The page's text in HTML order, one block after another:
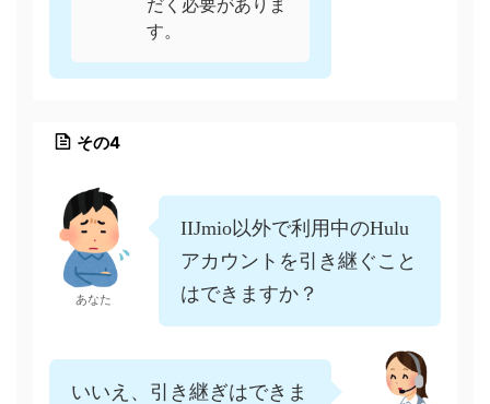
だく必要がありま
す。
その4
あなた
IIJmio以外で利用中のHulu
アカウントを引き継ぐこと
はできますか？
いいえ、引き継ぎはできま